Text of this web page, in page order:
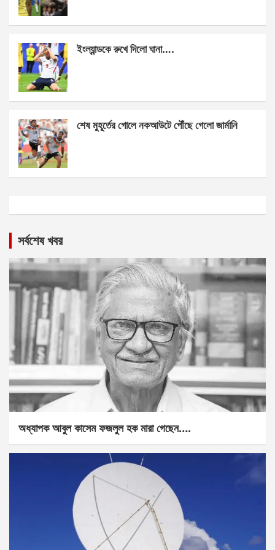
ইংল্যান্ডকে রুখে দিলো ঘানা….
শেষ মুহূর্তের গোলে নকআউটে পৌঁছে গেলো জার্মানি
সর্বশেষ খবর
অধ্যাপক আবুল কাসেম ফজলুল হক মারা গেছেন….